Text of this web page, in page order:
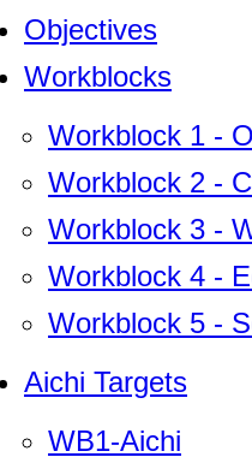
Objectives
Workblocks
Workblock 1 -
Workblock 2 -
Workblock 3 -
Workblock 4 -
Workblock 5 -
Aichi Targets
WB1-Aichi